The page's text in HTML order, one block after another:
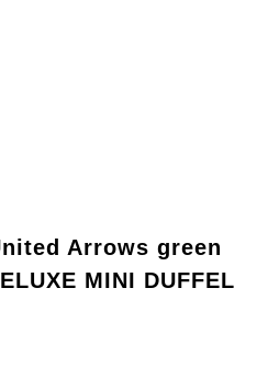
Arrows green
MINI DUFFEL